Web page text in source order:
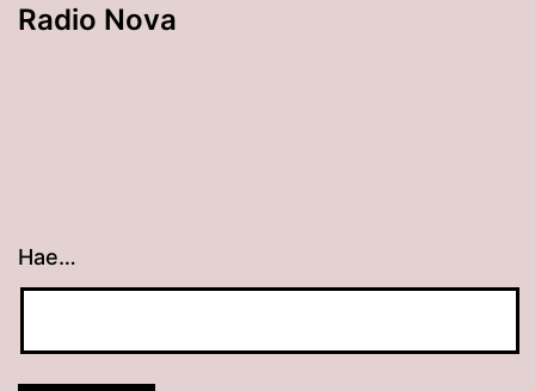
Radio Nova
Hae…
Kun tuloksia tulee, voit selata niitä